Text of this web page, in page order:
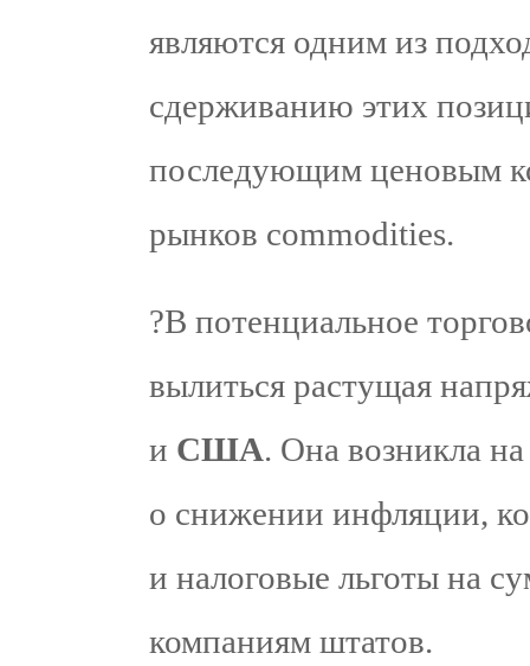
являются одним из
сдерживанию этих
последующим ценовым
рынков commodities.
?В потенциальное
вылиться растущая
и США. Она возникла
о снижении инфляции,
и налоговые льготы на
компаниям штатов.